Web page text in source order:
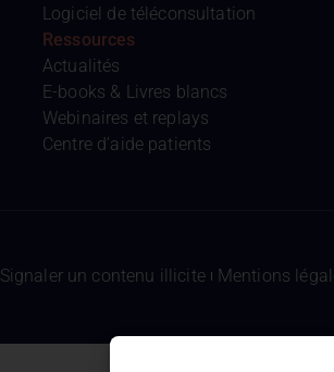
Logiciel de téléconsultation
Ressources
Actualités
E-books & Livres blancs
Webinaires et replays
Centre d’aide patients
Signaler un contenu illicite Mentions